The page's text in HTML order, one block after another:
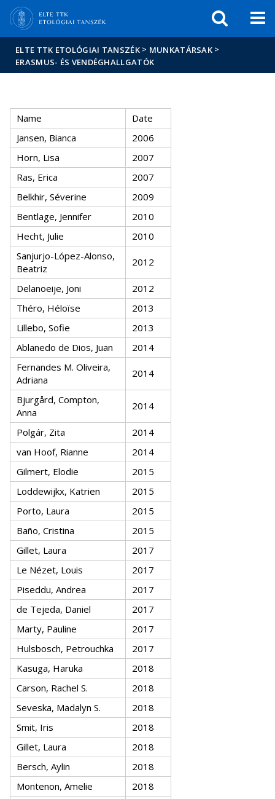
sajtóban
ELTE TTK ETOLÓGIAI TANSZÉK > MUNKATÁRSAK >
ERASMUS- ÉS VENDÉGHALLGATÓK
Name
Date
Jansen, Bianca
2006
Horn, Lisa
2007
Ras, Erica
2007
Belkhir, Séverine
2009
Bentlage, Jennifer
2010
Hecht, Julie
2010
Sanjurjo-López-Alonso,
Beatriz
2012
Delanoeije, Joni
2012
Théro, Héloïse
2013
Lillebo, Sofie
2013
Ablanedo de Dios, Juan
2014
Fernandes M. Oliveira,
Adriana
2014
Bjurgård, Compton,
Anna
2014
Polgár, Zita
2014
van Hoof, Rianne
2014
Gilmert, Elodie
2015
Loddewijkx, Katrien
2015
Porto, Laura
2015
Baño, Cristina
2015
Gillet, Laura
2017
Le Nézet, Louis
2017
Piseddu, Andrea
2017
de Tejeda, Daniel
2017
Marty, Pauline
2017
Hulsbosch, Petrouchka
2017
Kasuga, Haruka
2018
Carson, Rachel S.
2018
Seveska, Madalyn S.
2018
Smit, Iris
2018
Gillet, Laura
2018
Bersch, Aylin
2018
Montenon, Amelie
2018